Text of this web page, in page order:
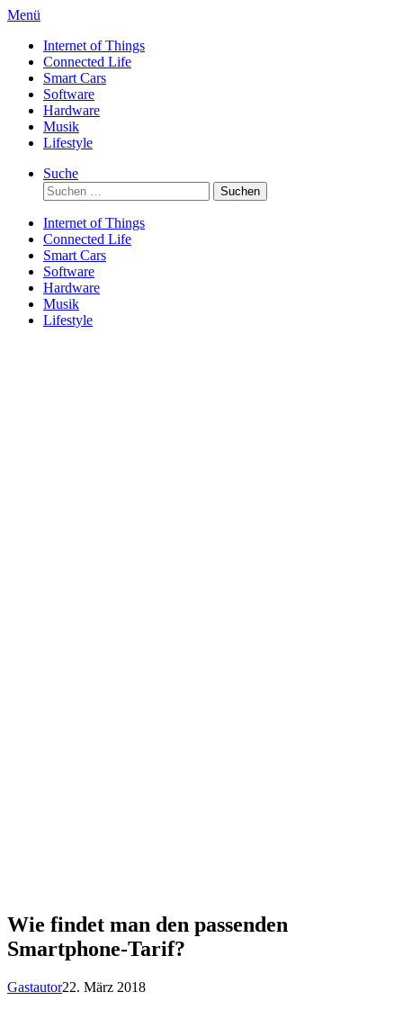
Direkt
Inhalt
Menü
Internet of Things
Connected Life
Smart Cars
Software
Hardware
Musik
Lifestyle
Suche
Suchen
nach:
Internet of Things
Connected Life
Smart Cars
Software
Hardware
Musik
Lifestyle
Wie findet man den passenden
Smartphone-Tarif?
Gastautor22. März 2018